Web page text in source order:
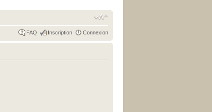
FAQ Inscription Connexion